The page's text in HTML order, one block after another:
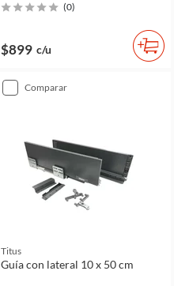
(0)
$899 c/u
comparar
Titus
Guía con lateral 10 x 50 cm